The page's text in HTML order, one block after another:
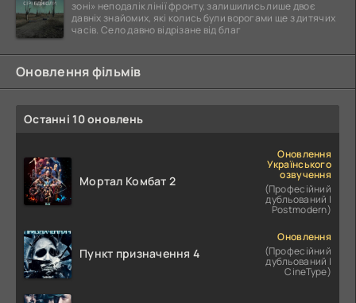
зоні» неподалік лінії фронту, залишились лише двоє
давніх знайомих, які колись були ворогами ще з дитячих
часів. Село давно відрізане від благ
Оновлення фільмів
Останні 10 оновлень
Мортал Комбат 2
Оновлення
Українського
озвучення
(Професійний
дубльований |
Postmodern)
Пункт призначення 4
Оновлення
(Професійний
дубльований |
CineType)